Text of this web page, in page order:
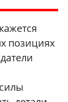
позициях